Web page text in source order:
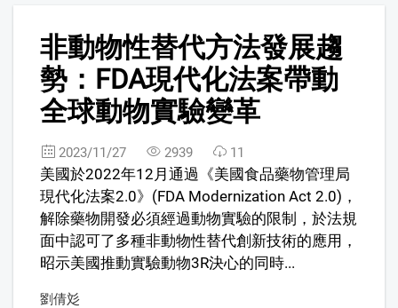
非動物性替代方法發展趨
勢：FDA現代化法案帶動
全球動物實驗變革
2023/11/27 2939 11
美國於2022年12月通過《美國食品藥物管理局
現代化法案2.0》(FDA Modernization Act 2.0)，
解除藥物開發必須經過動物實驗的限制，於法規
面中認可了多種非動物性替代創新技術的應用，
昭示美國推動實驗動物3R決心的同時...
劉倩彣